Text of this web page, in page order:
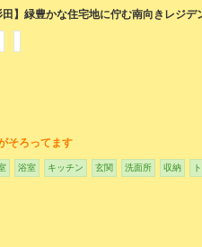
】緑豊かな住宅地に佇む南向きレジデ
そろってます
浴室 キッチン 玄関 洗面所 収納